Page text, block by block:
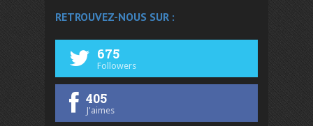
RETROUVEZ-NOUS SUR :
675
Followers
405
J'aimes